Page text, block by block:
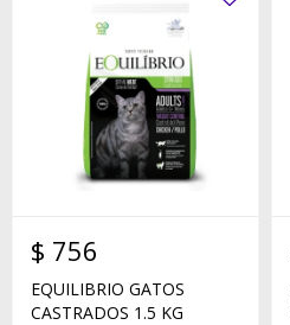
$ 756
EQUILIBRIO GATOS
CASTRADOS 1.5 KG